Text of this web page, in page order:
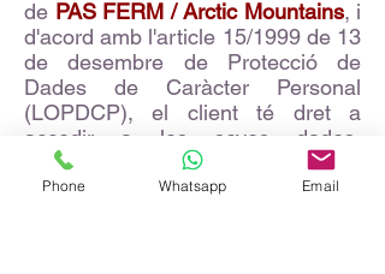
de PAS FERM / Arctic Mountains, i
d'acord amb l'article 15/1999 de 13
de desembre de Protecció de
Dades de Caràcter Personal
(LOPDCP), el client té dret a
accedir a les seves dades,
modificar-les o cancel·lar-les en
qualsevol moment, enviant un
Phone Whatsapp Email